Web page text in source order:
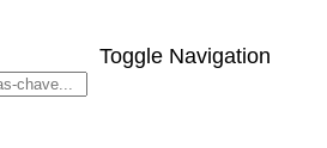
Toggle Navigation